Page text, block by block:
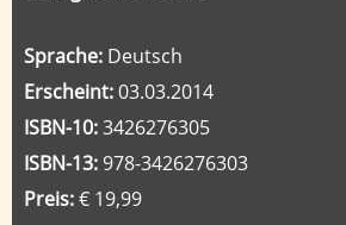
Sprache: Deutsch
Erscheint:03.03.2014
ISBN-10:3426276305
ISBN-13: 978-3426276303
Preis:€ 19,99